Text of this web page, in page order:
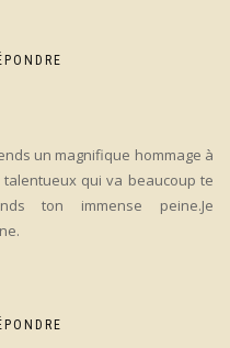
un magnifique hommage à
qui va beaucoup te
ton immense peine.Je